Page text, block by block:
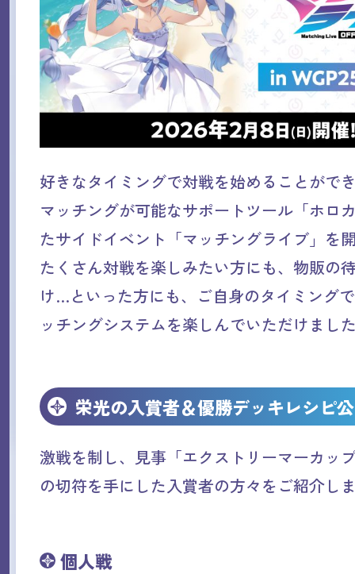
好きなタイミングで対戦を始めることがで
マッチングが可能なサポートツール「ホロ
たサイドイベント「マッチングライブ」を
たくさん対戦を楽しみたい方にも、物販の
け…といった方にも、ご自身のタイミング
ッチングシステムを楽しんでいただけまし
栄光の入賞者＆優勝デッキレシピ
激戦を制し、見事「エクストリーマーカッ
の切符を手にした入賞者の方々をご紹介し
個人戦